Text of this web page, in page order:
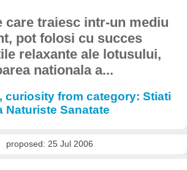
care traiesc intr-un mediu
pot folosi cu succes
relaxante ale lotusului,
nationala a...
curiosity from category: Stiati
Naturiste Sanatate
proposed: 25 Jul 2006